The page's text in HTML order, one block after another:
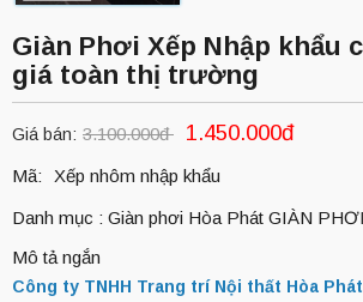
Giàn Phơi Xếp Nhập khẩu
giá toàn thị trường
Giá bán: 3.100.000đ 1.450.000đ
Mã: Xếp nhôm nhập khẩu
Danh mục : Giàn phơi Hòa Phát GIÀN
Mô tả ngắn
Công ty TNHH Trang trí Nội thất Hòa Phát